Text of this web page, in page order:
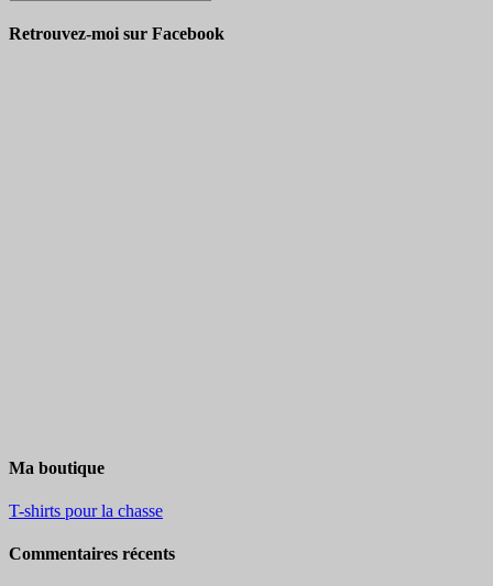
Retrouvez-moi sur Facebook
Ma boutique
T-shirts pour la chasse
Commentaires récents